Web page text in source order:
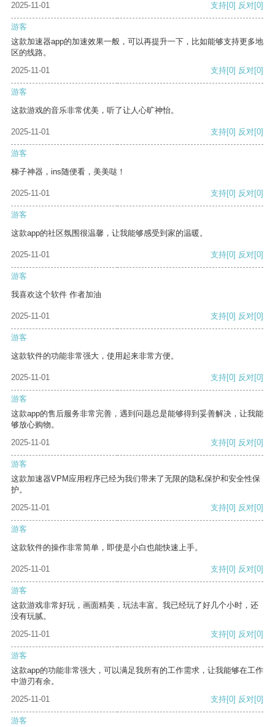
2025-11-01 支持[0] 反对[0]
游客
这款加速器app的加速效果一般，可以再提升一下，比如能够支持更多地
区的线路。
2025-11-01
支持[0] 反对[0]
游客
这款游戏的音乐非常优美，听了让人心旷神怡。
2025-11-01 支持[0] 反对[0]
游客
梯子神器，ins随便看，美美哒！
2025-11-01 支持[0] 反对[0]
游客
这款app的社区氛围很温馨，让我能够感受到家的温暖。
2025-11-01 支持[0] 反对[0]
游客
我喜欢这个软件 作者加油
2025-11-01 支持[0] 反对[0]
游客
这款软件的功能非常强大，使用起来非常方便。
2025-11-01 支持[0] 反对[0]
游客
这款app的售后服务非常完善，遇到问题总是能够得到妥善解决，让我能
够放心购物。
2025-11-01
支持[0] 反对[0]
游客
这款加速器VPM应用程序已经为我们带来了无限的隐私保护和安全性保
护。
2025-11-01
支持[0] 反对[0]
游客
这款软件的操作非常简单，即使是小白也能快速上手。
2025-11-01 支持[0] 反对[0]
游客
这款游戏非常好玩，画面精美，玩法丰富。我已经玩了好几个小时，还
没有玩腻。
2025-11-01
支持[0] 反对[0]
游客
这款app的功能非常强大，可以满足我所有的工作需求，让我能够在工作
中游刃有余。
2025-11-01
支持[0] 反对[0]
游客